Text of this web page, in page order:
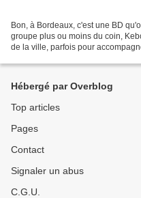
Bon, à Bordeaux, c'est une BD
groupe plus ou moins du coin,
de la ville, parfois pour
Hébergé par Overblog
Top articles
Pages
Contact
Signaler un abus
C.G.U.